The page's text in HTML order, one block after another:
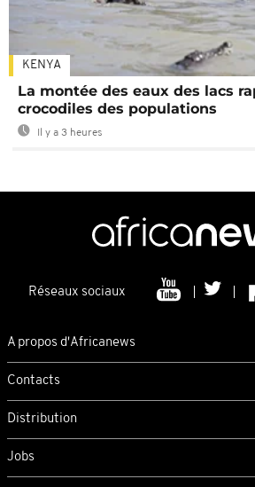
KENYA
La montée des eaux des lacs
crocodiles des populations
Il y a 3 heures
Réseaux sociaux
A propos d'Africanews
Contacts
Distribution
Jobs